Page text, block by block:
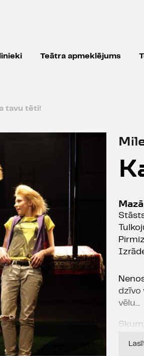
Teātra apmeklējums
tavu tēti!
dzīvo
vēlu...